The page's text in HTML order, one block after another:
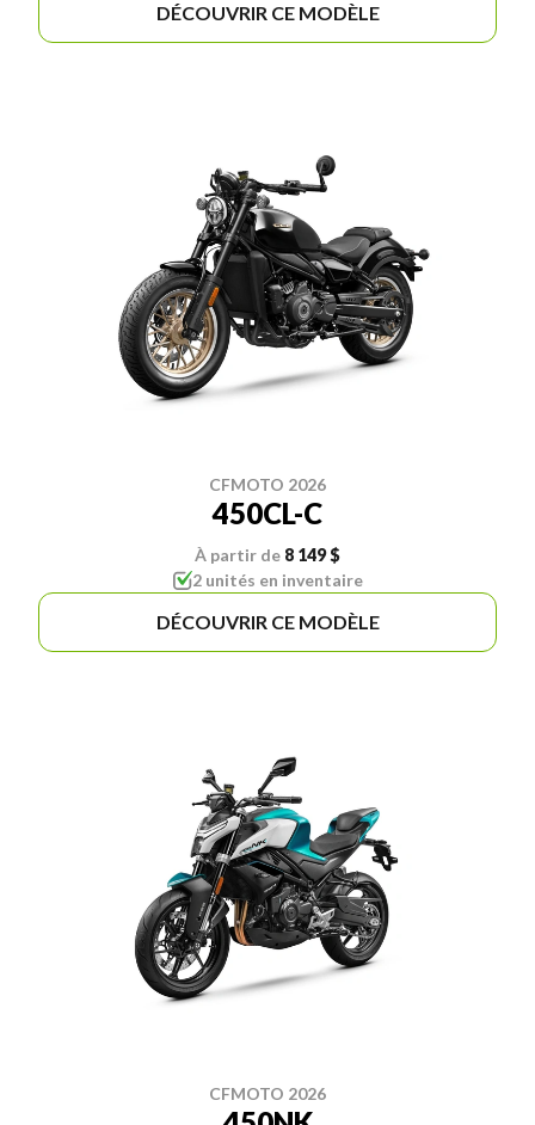
DÉCOUVRIR CE MODÈLE
CFMOTO 2026
450CL-C
À partir de 8 149 $
2 unités en inventaire
DÉCOUVRIR CE MODÈLE
CFMOTO 2026